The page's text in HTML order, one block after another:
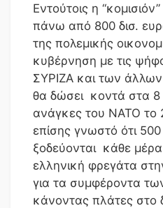
Εντούτοις η
πάνω από 800 δισ.
της πολεμικής
κυβέρνηση με τις
ΣΥΡΙΖΑ και των
θα δώσει κοντά στα 8
ανάγκες του ΝΑΤΟ το
επίσης γνωστό ότι
ξοδεύονται κάθε μέρα
ελληνική φρεγάτα
για τα συμφέροντα
κάνοντας πλάτες στο